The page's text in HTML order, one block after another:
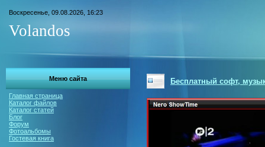
Воскресенье, 09.08.2026, 16:23
Volandos
Меню сайта
Главная страница
Каталог файлов
Каталог статей
Блог
Форум
Фотоальбомы
Гостевая книга
Бесплатный софт,